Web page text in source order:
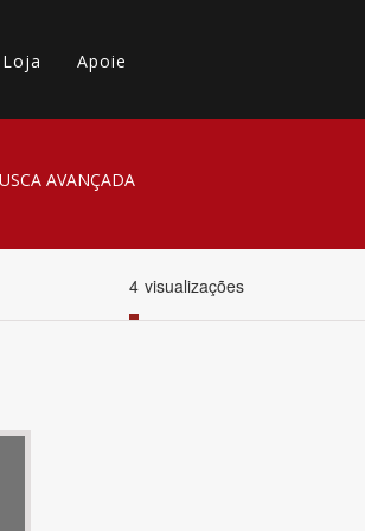
Loja Apoie
AVANÇADA
4 visualizações